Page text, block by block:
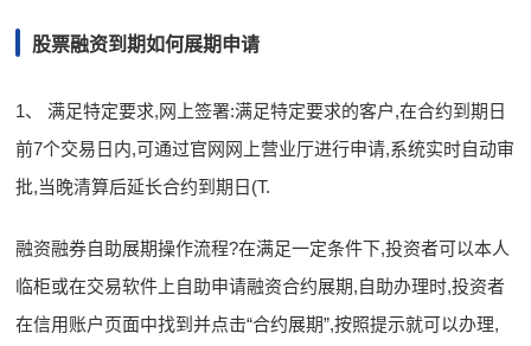
股票融资到期如何展期申请
1、 满足特定要求,网上签署:满足特定要求的客户,在合约到期日
前7个交易日内,可通过官网网上营业厅进行申请,系统实时自动审
批,当晚清算后延长合约到期日(T.
融资融券自助展期操作流程?在满足一定条件下,投资者可以本人
临柜或在交易软件上自助申请融资合约展期,自助办理时,投资者
在信用账户页面中找到并点击“合约展期”,按照提示就可以办理,